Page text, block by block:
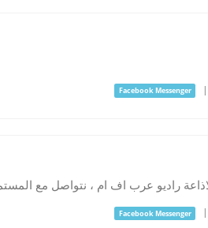
Facebook Messenger
راديو عرب اف ام ، نتواصل مع
Facebook Messenger